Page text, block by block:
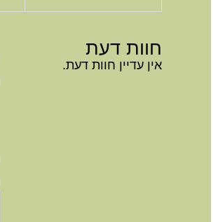
חוות דעת
אין עדיין חוות דעת.